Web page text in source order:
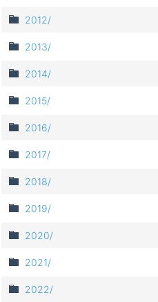
2012/
2013/
2014/
2015/
2016/
2017/
2018/
2019/
2020/
2021/
2022/